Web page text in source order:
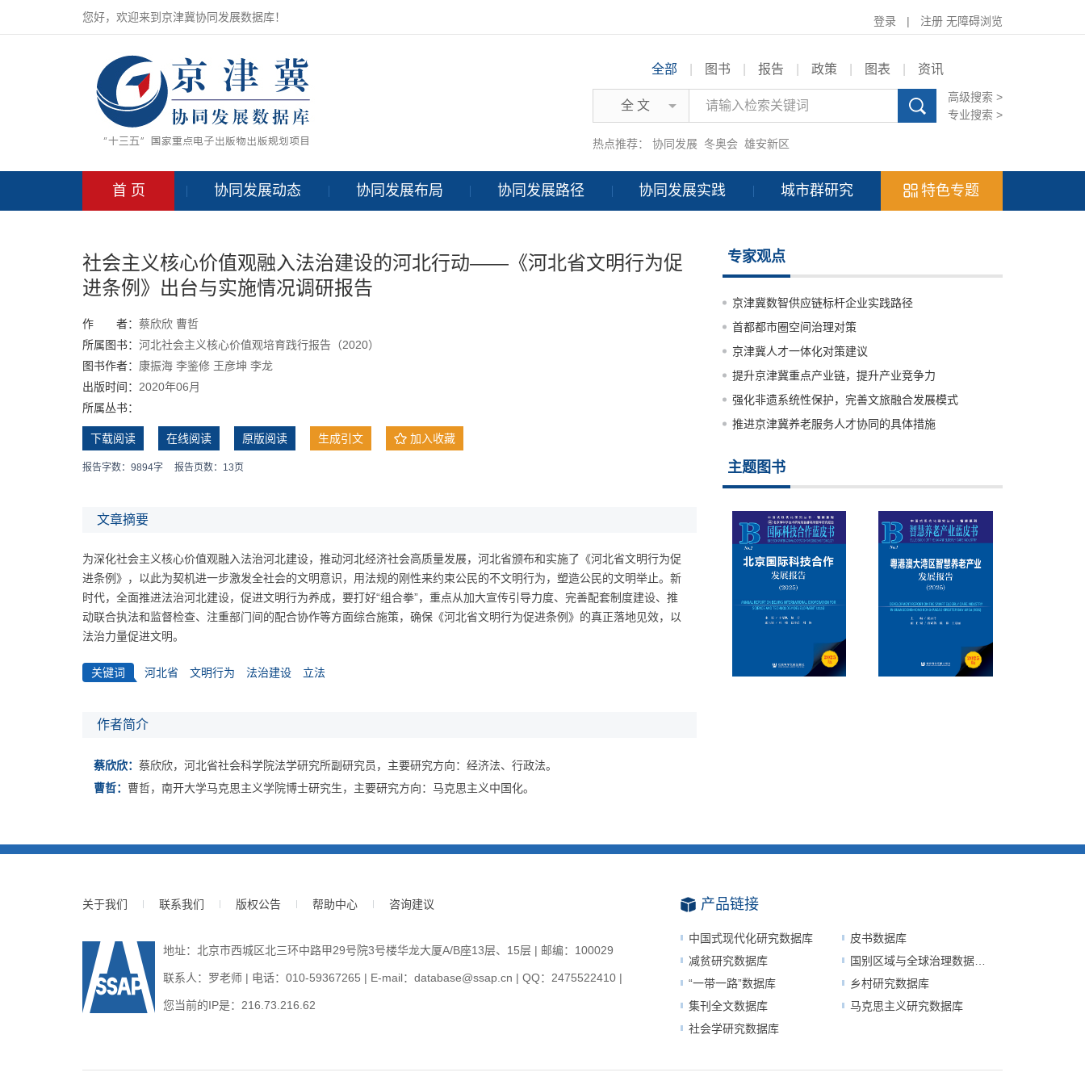
您好，欢迎来到京津冀协同发展数据库！ 登录 | 注册 无障碍浏览
全部 图书 报告 政策 图表 资讯
全 文
高级搜索 >
专业搜索 >
热点推荐： 协同发展 冬奥会 雄安新区
首 页 协同发展动态 协同发展布局 协同发展路径 协同发展实践 城市群研究 特色专题
社会主义核心价值观融入法治建设的河北行动——《河北省文明行为促
进条例》出台与实施情况调研报告
作 者： 蔡欣欣 曹哲
所属图书： 河北社会主义核心价值观培育践行报告（2020）
图书作者： 康振海 李鉴修 王彦坤 李龙
出版时间： 2020年06月
所属丛书：
下载阅读 在线阅读 原版阅读 生成引文 加入收藏
报告字数：9894字 报告页数：13页
文章摘要
为深化社会主义核心价值观融入法治河北建设，推动河北经济社会高质量发展，河北省颁布和实施了《河北省文明行为促
进条例》，以此为契机进一步激发全社会的文明意识，用法规的刚性来约束公民的不文明行为，塑造公民的文明举止。新
时代，全面推进法治河北建设，促进文明行为养成，要打好“组合拳”，重点从加大宣传引导力度、完善配套制度建设、推
动联合执法和监督检查、注重部门间的配合协作等方面综合施策，确保《河北省文明行为促进条例》的真正落地见效，以
法治力量促进文明。
关键词 河北省 文明行为 法治建设 立法
作者简介
蔡欣欣： 蔡欣欣，河北省社会科学院法学研究所副研究员，主要研究方向：经济法、行政法。
曹哲： 曹哲，南开大学马克思主义学院博士研究生，主要研究方向：马克思主义中国化。
专家观点
京津冀数智供应链标杆企业实践路径
首都都市圈空间治理对策
京津冀人才一体化对策建议
提升京津冀重点产业链，提升产业竞争力
强化非遗系统性保护，完善文旅融合发展模式
推进京津冀养老服务人才协同的具体措施
主题图书
关于我们 联系我们 版权公告 帮助中心 咨询建议
地址：北京市西城区北三环中路甲29号院3号楼华龙大厦A/B座13层、15层 | 邮编：100029
联系人：罗老师 | 电话：010-59367265 | E-mail：database@ssap.cn | QQ：2475522410 |
您当前的IP是： 216.73.216.62
产品链接
中国式现代化研究数据库
皮书数据库
减贫研究数据库
国别区域与全球治理数据平台
“一带一路”数据库
乡村研究数据库
集刊全文数据库
马克思主义研究数据库
社会学研究数据库